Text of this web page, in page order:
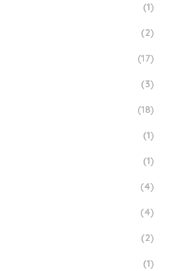
(1)
(2)
(17)
(3)
(18)
(1)
(1)
(4)
(4)
(2)
(1)